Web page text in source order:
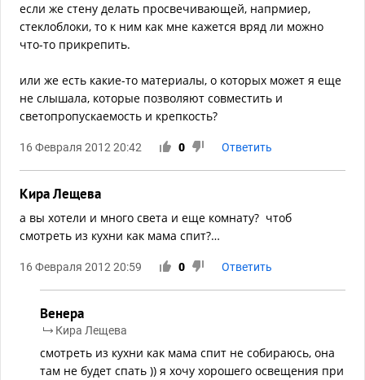
если же стену делать просвечивающей, напрмиер,
стеклоблоки, то к ним как мне кажется вряд ли можно
что-то прикрепить.
или же есть какие-то материалы, о которых может я еще
не слышала, которые позволяют совместить и
светопропускаемость и крепкость?
16 Февраля 2012 20:42 0 Ответить
Кира Лещева
а вы хотели и много света и еще комнату? чтоб
смотреть из кухни как мама спит?…
16 Февраля 2012 20:59 0 Ответить
Венера
Кира Лещева
смотреть из кухни как мама спит не собираюсь, она
там не будет спать )) я хочу хорошего освещения при